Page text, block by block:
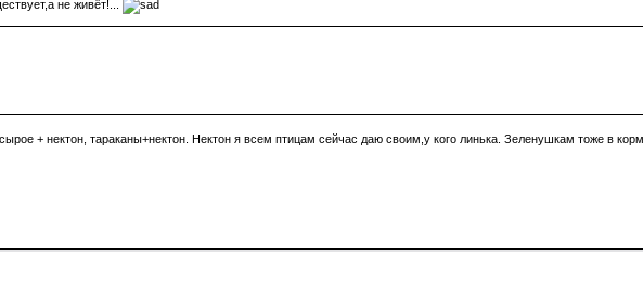
не живёт!...
+ нектон, тараканы+нектон. Нектон я всем птицам сейчас даю своим,у кого линька. Зеленушкам тоже в